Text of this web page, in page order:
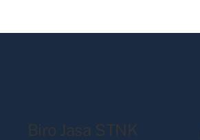
Biro Jasa STNK